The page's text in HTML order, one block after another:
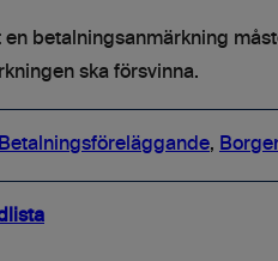
en betalningsanmärkning
ska försvinna.
Betalningsföreläggande,